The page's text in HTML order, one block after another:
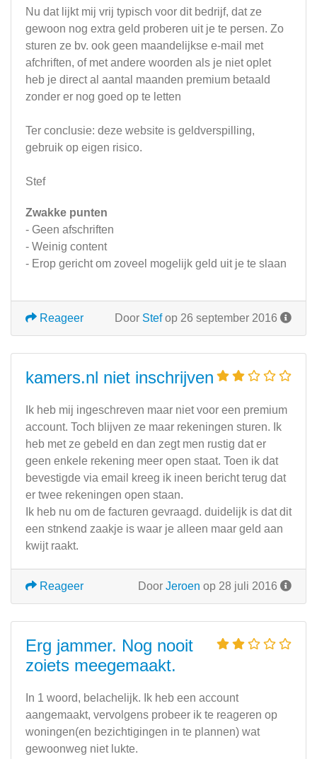
Nu dat lijkt mij vrij typisch voor dit bedrijf, dat ze
gewoon nog extra geld proberen uit je te persen. Zo
sturen ze bv. ook geen maandelijkse e-mail met
afchriften, of met andere woorden als je niet oplet
heb je direct al aantal maanden premium betaald
zonder er nog goed op te letten
Ter conclusie: deze website is geldverspilling,
gebruik op eigen risico.
Stef
Zwakke punten
- Geen afschriften
- Weinig content
- Erop gericht om zoveel mogelijk geld uit je te slaan
Door Stefop 26 september 2016
Reageer
kamers.nl niet inschrijven
Ik heb mij ingeschreven maar niet voor een premium
account. Toch blijven ze maar rekeningen sturen. Ik
heb met ze gebeld en dan zegt men rustig dat er
geen enkele rekening meer open staat. Toen ik dat
bevestigde via email kreeg ik ineen bericht terug dat
er twee rekeningen open staan.
Ik heb nu om de facturen gevraagd. duidelijk is dat dit
een stnkend zaakje is waar je alleen maar geld aan
kwijt raakt.
Door Jeroen op 28 juli 2016
Reageer
Erg jammer. Nog nooit
zoiets meegemaakt.
In 1 woord, belachelijk. Ik heb een account
aangemaakt, vervolgens probeer ik te reageren op
woningen(en bezichtigingen in te plannen) wat
gewoonweg niet lukte.